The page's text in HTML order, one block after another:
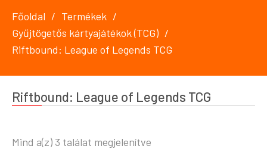
Főoldal
Termékek
Gyűjtögetős kártyajátékok (TCG)
Riftbound: League of Legends TCG
Riftbound: League of Legends TCG
Mind a(z) 3 találat megjelenítve